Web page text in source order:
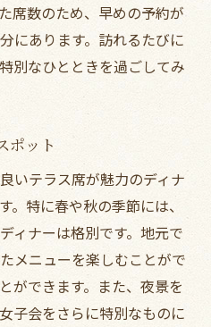
席数のため、早めの予約が
にあります。訪れるたびに
別なひとときを過ごしてみ
ポット
いテラス席が魅力のディナ
。特に春や秋の季節には、
ィナーは格別です。地元で
メニューを楽しむことがで
ができます。また、夜景を
子会をさらに特別なものに